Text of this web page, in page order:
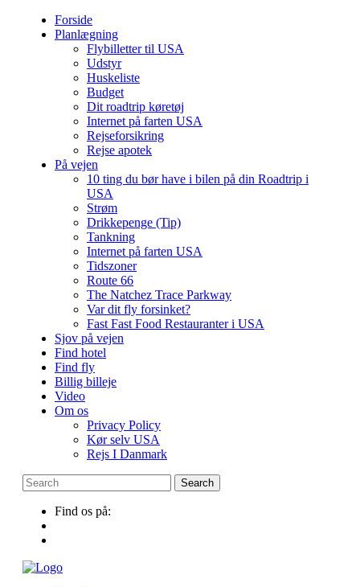
Forside
Planlægning
Flybilletter til USA
Udstyr
Huskeliste
Budget
Dit roadtrip køretøj
Internet på farten USA
Rejseforsikring
Rejse apotek
På vejen
10 ting du bør have i bilen på din Roadtrip i
USA
Strøm
Drikkepenge (Tip)
Tankning
Internet på farten USA
Tidszoner
Route 66
The Natchez Trace Parkway
Var dit fly forsinket?
Fast Fast Food Restauranter i USA
Sjov på vejen
Find hotel
Find fly
Billig billeje
Video
Om os
Privacy Policy
Kør selv USA
Rejs I Danmark
Find os på: